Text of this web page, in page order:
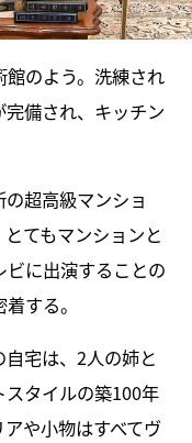
のよう。洗練され
備され、キッチン
超高級マンショ
てもマンションと
に出演することの
する。
宅は、2人の姉と
タイルの築100年
や小物はすべてヴ